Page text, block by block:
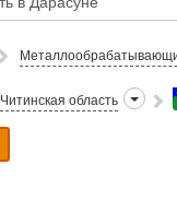
Читинская область